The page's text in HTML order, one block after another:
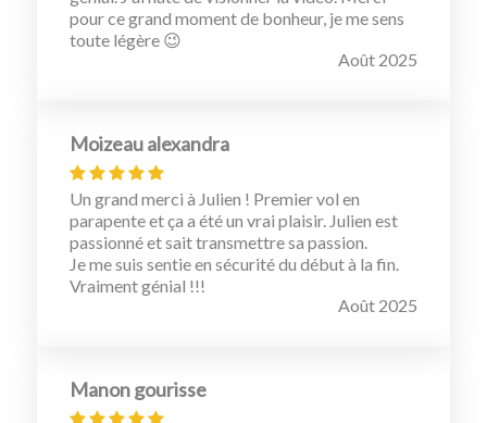
pour ce grand moment de bonheur, je me sens
toute légère 😉
Août 2025
Moizeau alexandra
Un grand merci à Julien ! Premier vol en
parapente et ça a été un vrai plaisir. Julien est
passionné et sait transmettre sa passion.
Je me suis sentie en sécurité du début à la fin.
Vraiment génial !!!
Août 2025
Manon gourisse